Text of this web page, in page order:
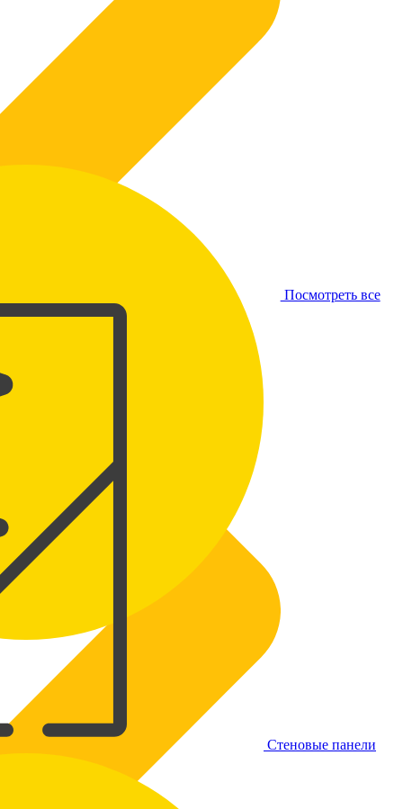
Посмотреть все
Стеновые панели